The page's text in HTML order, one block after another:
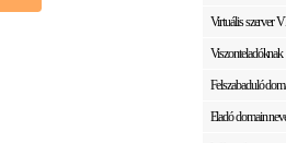
Virtuális szerver
Viszonteladóknak
Felszabaduló
Eladó domain